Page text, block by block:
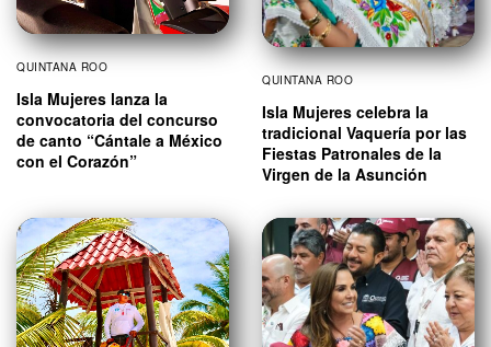
QUINTANA ROO
Isla Mujeres lanza la
convocatoria del concurso
de canto “Cántale a México
con el Corazón”
QUINTANA ROO
Isla Mujeres celebra la
tradicional Vaquería por las
Fiestas Patronales de la
Virgen de la Asunción